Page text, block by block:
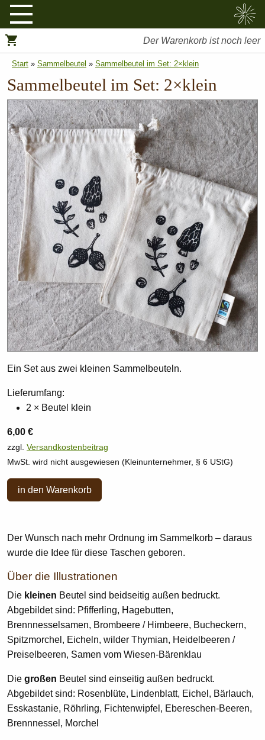
Sammelbeutel
Tassen
Taschen
Sticker Der Warenkorb ist noch leer
Start » Sammelbeutel » Sammelbeutel im Set: 2×klein
Sammelbeutel im Set: 2×klein
Ein Set aus zwei kleinen Sammelbeuteln.
Lieferumfang:
2 × Beutel klein
6,00 €
zzgl. Versandkostenbeitrag
MwSt. wird nicht ausgewiesen (Kleinunternehmer, § 6 UStG)
in den Warenkorb
Der Wunsch nach mehr Ordnung im Sammelkorb – daraus
wurde die Idee für diese Taschen geboren.
Über die Illustrationen
Die kleinen Beutel sind beidseitig außen bedruckt.
Abgebildet sind: Pfifferling, Hagebutten,
Brennnesselsamen, Brombeere / Himbeere, Bucheckern,
Spitzmorchel, Eicheln, wilder Thymian, Heidelbeeren /
Preiselbeeren, Samen vom Wiesen-Bärenklau
Die großen Beutel sind einseitig außen bedruckt.
Abgebildet sind: Rosenblüte, Lindenblatt, Eichel, Bärlauch,
Esskastanie, Röhrling, Fichtenwipfel, Ebereschen-Beeren,
Brennnessel, Morchel